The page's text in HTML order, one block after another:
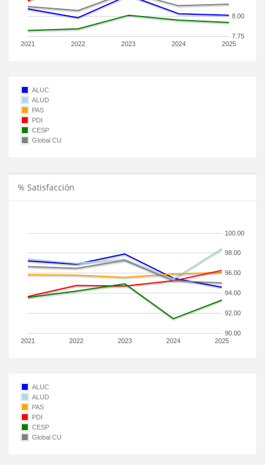
2021 2022 2023 2024 2025
7.75
8.00
ALUC
ALUD
PAS
PDI
CESP
Global CU
% Satisfacción
2021 2022 2023 2024 2025
90.00
92.00
94.00
96.00
98.00
100.00
ALUC
ALUD
PAS
PDI
CESP
Global CU